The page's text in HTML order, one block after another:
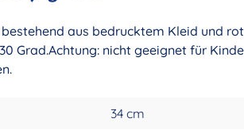
aus bedrucktem Kleid und
Grad.Achtung: nicht geeignet für
34 cm